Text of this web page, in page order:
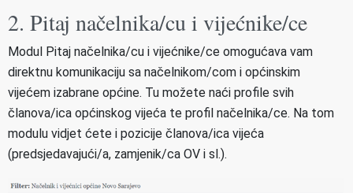
2. Pitaj načelnika/cu i vijećnike/ce
Modul Pitaj načelnika/cu i vijećnike/ce omogućava vam
direktnu komunikaciju sa načelnikom/com i općinskim
vijećem izabrane općine. Tu možete naći profile svih
članova/ica općinskog vijeća te profil načelnika/ce. Na tom
modulu vidjet ćete i pozicije članova/ica vijeća
(predsjedavajući/a, zamjenik/ca OV i sl.).